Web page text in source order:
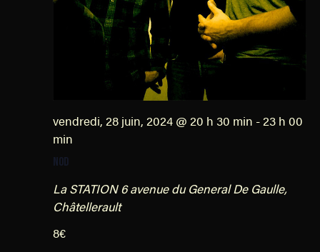
NOD
vendredi, 28 juin, 2024 @ 20 h 30 min -23 h 00
min
La STATION6 avenue du General De Gaulle,
Châtellerault
8€